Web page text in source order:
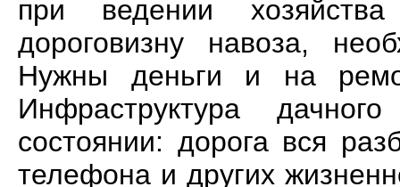
при ведении
дороговизну навоза,
Нужны деньги и на
Инфраструктура
состоянии: дорога вся
телефона и других